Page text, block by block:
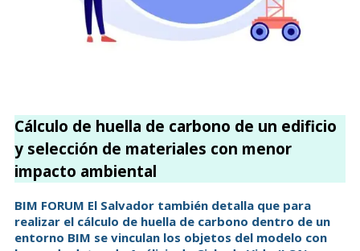
Cálculo de huella de carbono de un edificio
y selección de materiales con menor
impacto ambiental
BIM FORUM El Salvador también detalla que para
realizar el cálculo de huella de carbono dentro de un
entorno BIM se vinculan los objetos del modelo con